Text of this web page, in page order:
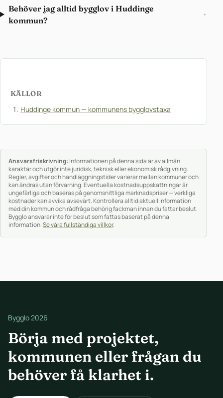
Behöver jag alltid bygglov i Huddinge
kommun?
+
KÄLLOR
Huddinge kommun — kommunens bygglovstaxa
Ansvarsfriskrivning: Informationen på denna sida är av allmän
karaktär och utgör inte juridisk, teknisk eller ekonomisk rådgivning.
Regler, avgifter och handläggningstider varierar mellan kommuner och
kan ändras utan förvarning. Eventuella kostnadsuppskattningar är
ungefärliga och baseras på genomsnittliga marknadspriser — verkliga
kostnader kan avvika avsevärt. Kontrollera alltid aktuell information
med din kommun och rådfråga behörig fackman innan du fattar beslut.
Bygglo ansvarar inte för beslut som fattas baserat på denna
information.Se våra fullständiga villkor.
Bygglo 2026
Börja med projektet,
kommunen eller frågan du
behöver få klarhet i.